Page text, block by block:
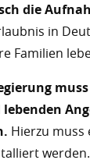
die
in
Familien
lebenden
Hierzu